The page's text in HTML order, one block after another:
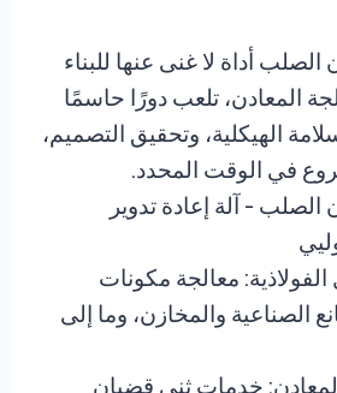
الصلب أداة لا غنى عنها للبناء
المعادن، تلعب دورًا حاسمًا
الهيكلية، وتحقيق التصميم،
في الوقت المحدد.
الصلب - آلة إعادة تدوير
الفولاذية: معالجة مكونات
الصناعية والمخازن، وما إلى
خدمات ثني قضبان